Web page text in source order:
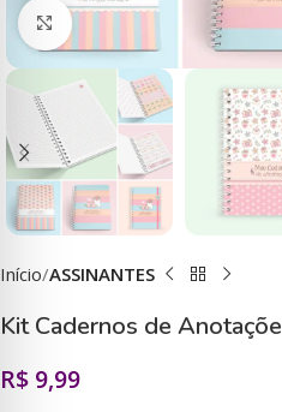
Clique para ampliar
Início ASSINANTES
Kit Cadernos de
R$ 9,99